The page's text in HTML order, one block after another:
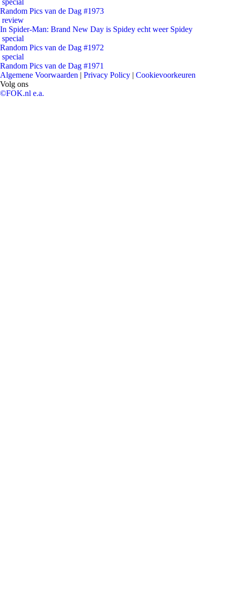
special
Random Pics van de Dag #1973
review
In Spider-Man: Brand New Day is Spidey echt weer Spidey
special
Random Pics van de Dag #1972
special
Random Pics van de Dag #1971
Algemene Voorwaarden | Privacy Policy | Cookievoorkeuren
Volg ons
©FOK.nl e.a.